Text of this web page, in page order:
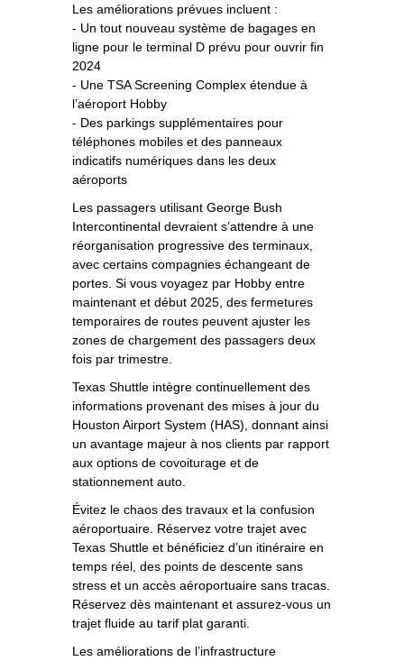
Les améliorations prévues incluent :
- Un tout nouveau système de bagages en
ligne pour le terminal D prévu pour ouvrir fin
2024
- Une TSA Screening Complex étendue à
l’aéroport Hobby
- Des parkings supplémentaires pour
téléphones mobiles et des panneaux
indicatifs numériques dans les deux
aéroports
Les passagers utilisant George Bush
Intercontinental devraient s’attendre à une
réorganisation progressive des terminaux,
avec certains compagnies échangeant de
portes. Si vous voyagez par Hobby entre
maintenant et début 2025, des fermetures
temporaires de routes peuvent ajuster les
zones de chargement des passagers deux
fois par trimestre.
Texas Shuttle intègre continuellement des
informations provenant des mises à jour du
Houston Airport System (HAS), donnant ainsi
un avantage majeur à nos clients par rapport
aux options de covoiturage et de
stationnement auto.
Évitez le chaos des travaux et la confusion
aéroportuaire. Réservez votre trajet avec
Texas Shuttle et bénéficiez d’un itinéraire en
temps réel, des points de descente sans
stress et un accès aéroportuaire sans tracas.
Réservez dès maintenant et assurez-vous un
trajet fluide au tarif plat garanti.
Les améliorations de l’infrastructure